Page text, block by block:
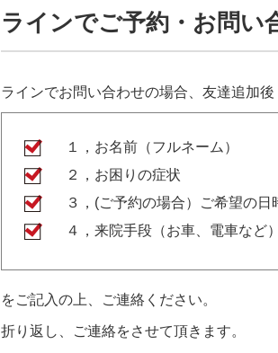
ラインでご予約・お問い
ラインでお問い合わせの場合、友達追加後
１，お名前（フルネーム）
２，お困りの症状
３，(ご予約の場合）ご希望の日
４，来院手段（お車、電車など）
をご記入の上、ご連絡ください。
折り返し、ご連絡をさせて頂きます。